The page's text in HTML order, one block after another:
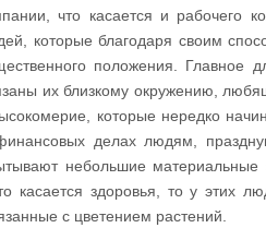
что касается и рабочего
которые благодаря своим
положения. Главное
их близкому окружению,
которые нередко
делах людям,
небольшие
касается здоровья, то у этих
с цветением растений.